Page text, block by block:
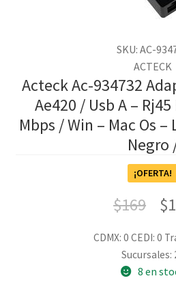
SKU: AC-
ACTECK
Acteck Ac-934732
Ae420 / Usb A –
Mbps / Win – Mac Os
Negro
¡OFERTA!
$169 $
CDMX: 0 CEDI: 0
Sucursales:
8 en